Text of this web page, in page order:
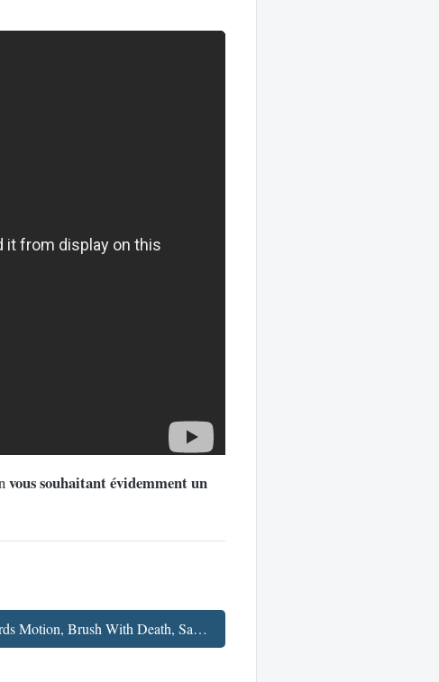
vous souhaitant évidemment un
Fav'Week : Forwards Motion, Brush With Death, Salt Boarding, Google 2011, Illuminate the Heavens →